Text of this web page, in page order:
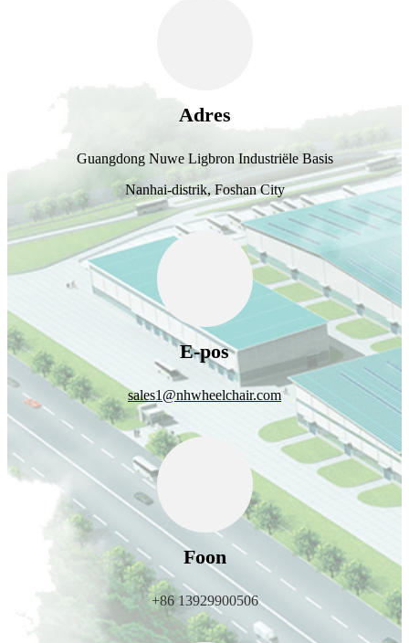
Adres
Guangdong Nuwe Ligbron Industriële Basis
Nanhai-distrik, Foshan City
E-pos
sales1@nhwheelchair.com
Foon
+86 13929900506